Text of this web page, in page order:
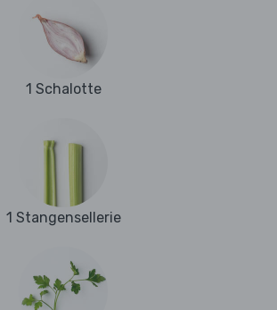
1 Schalotte
1 Stangensellerie